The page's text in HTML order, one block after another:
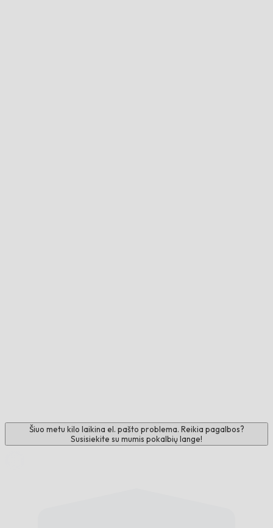
Šiuo metu kilo laikina el. pašto problema. Reikia pagalbos?
Susisiekite su mumis pokalbių lange!